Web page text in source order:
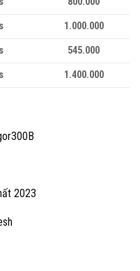
1.000.000
545.000
1.400.000
2023